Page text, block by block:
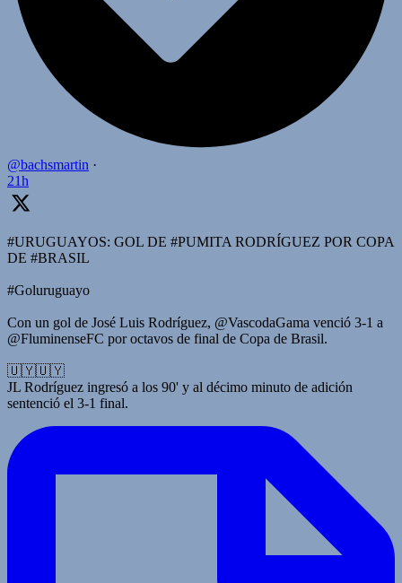
@bachsmartin ·
21h
#URUGUAYOS: GOL DE #PUMITA RODRÍGUEZ POR COPA
DE #BRASIL
#Goluruguayo
Con un gol de José Luis Rodríguez, @VascodaGama venció 3-1 a
@FluminenseFC por octavos de final de Copa de Brasil.
🇺🇾🇺🇾
JL Rodríguez ingresó a los 90' y al décimo minuto de adición
sentenció el 3-1 final.